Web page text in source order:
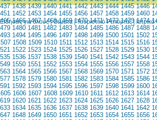
1438 1439 1440 1441 1442 1443 1444 1445 1446
1452 1453 1454 1455 1456 1457 1458 1459 1460
1466 1467 1468 1469 1470 1471 1472 1473 1474
1480 1481 1482 1483 1484 1485 1486 1487 1488
1494 1495 1496 1497 1498 1499 1500 1501 1502
1508 1509 1510 1511 1512 1513 1514 1515 1516
1522 1523 1524 1525 1526 1527 1528 1529 1530
1536 1537 1538 1539 1540 1541 1542 1543 1544
1550 1551 1552 1553 1554 1555 1556 1557 1558
1564 1565 1566 1567 1568 1569 1570 1571 1572
1578 1579 1580 1581 1582 1583 1584 1585 1586
1592 1593 1594 1595 1596 1597 1598 1599 1600
1606 1607 1608 1609 1610 1611 1612 1613 1614
1620 1621 1622 1623 1624 1625 1626 1627 1628
1634 1635 1636 1637 1638 1639 1640 1641 1642
1648 1649 1650 1651 1652 1653 1654 1655 1656
Ειδήσεις για όλους|Θέματα|Τουριστικό Ρεπορτάζ|